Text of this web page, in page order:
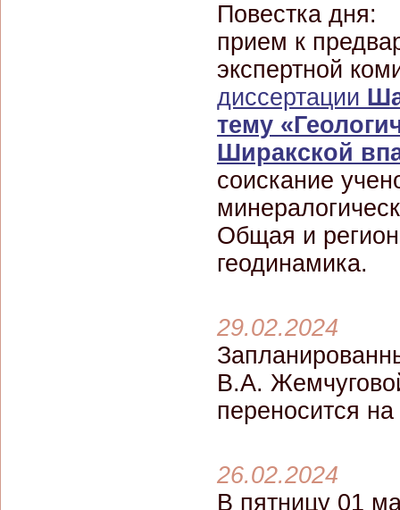
Повестка дня:
прием к
экспертной
диссертации
тему
Ширакской
соискание
Общая и
геодинамика.
29.02.2024
В.А.
переносится
26.02.2024
В пятницу 01